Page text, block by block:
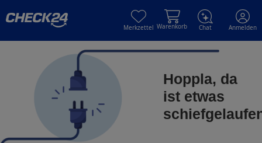
Merkzettel Warenkorb Chat Anmelden
Hoppla, da
ist etwas